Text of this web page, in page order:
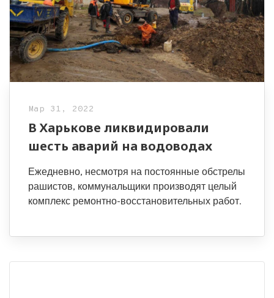
Мар 31, 2022
В Харькове ликвидировали
шесть аварий на водоводах
Ежедневно, несмотря на постоянные обстрелы
рашистов, коммунальщики производят целый
комплекс ремонтно-восстановительных работ.